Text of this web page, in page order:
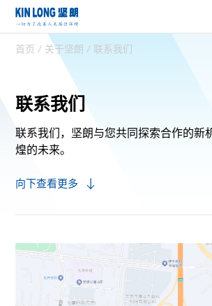
首页 / 关于坚朗 / 联系我们
联系我们
联系我们，坚朗与您共同探索合作的新
煌的未来。
向下查看更多